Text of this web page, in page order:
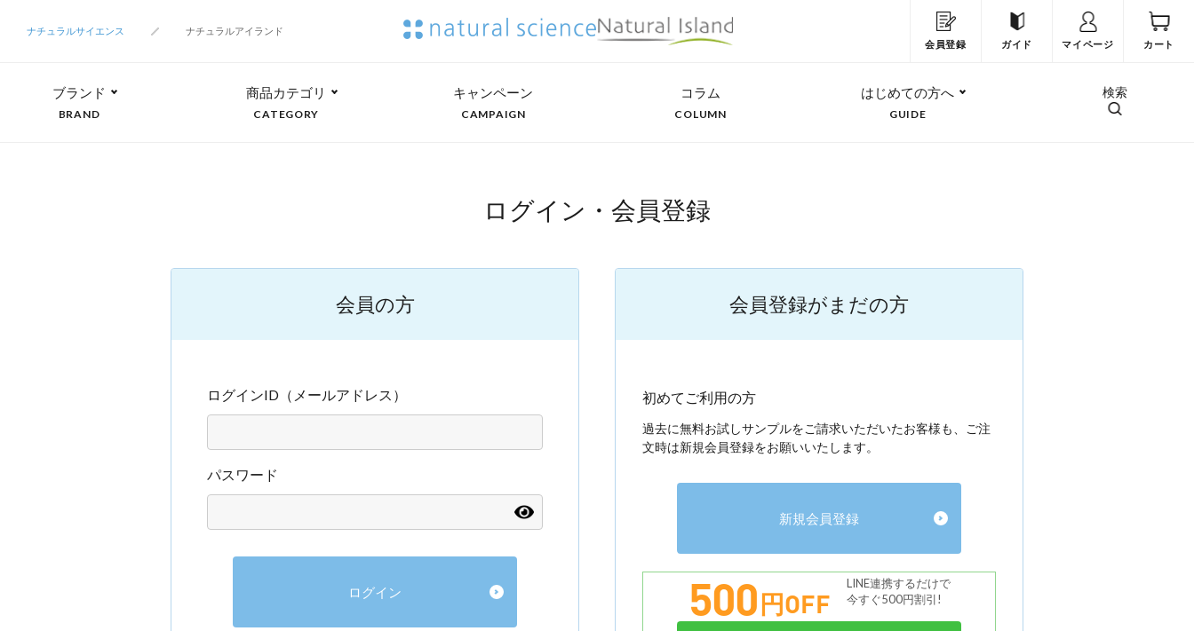
ナチュラルサイエンス
ナチュラルアイランド
会員登録
ガイド マイページ カート
ブランド
BRAND
商品カテゴリ
CATEGORY
キャンペーン
CAMPAIGN
コラム
COLUMN
はじめての方へ
GUIDE
検索
ログイン・会員登録
会員の方
ログインID（メールアドレス）
パスワード
会員登録がまだの方
初めてご利用の方
過去に無料お試しサンプルをご請求いただいたお客様も、ご注
文時は新規会員登録をお願いいたします。
新規会員登録
500円OFF
LINE連携するだけで
今すぐ500円割引!